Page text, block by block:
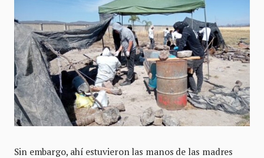
Sin embargo, ahí estuvieron las manos de las madres